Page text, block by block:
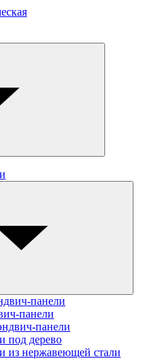
панели
панели
панели
под дерево
из нержавеющей стали